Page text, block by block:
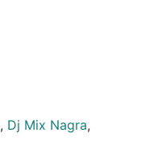
, Dj Mix Nagra,